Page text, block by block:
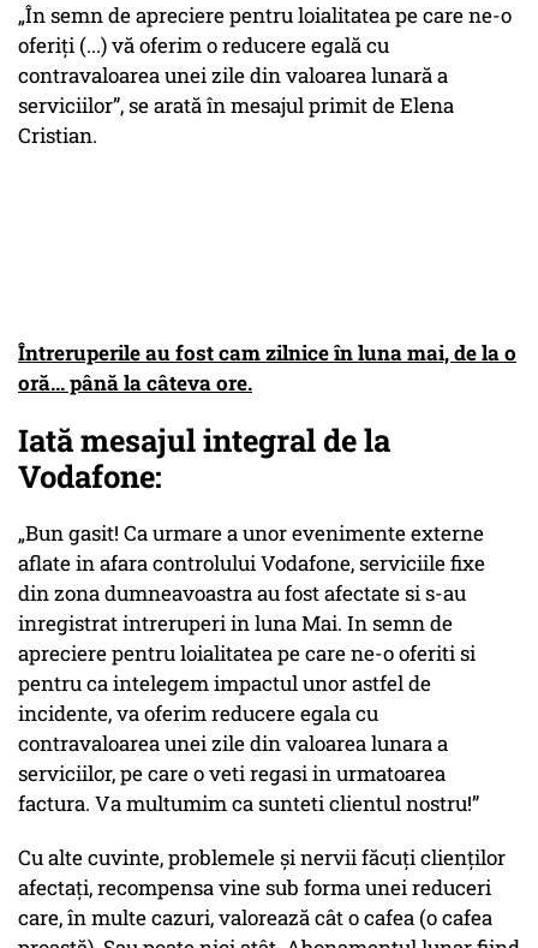
„În semn de apreciere pentru loialitatea pe care ne-o
oferiți (...) vă oferim o reducere egală cu
contravaloarea unei zile din valoarea lunară a
serviciilor”, se arată în mesajul primit de Elena
Cristian.
Întreruperile au fost cam zilnice în luna mai, de la o
oră... până la câteva ore.
Iată mesajul integral de la
Vodafone:
„Bun gasit! Ca urmare a unor evenimente externe
aflate in afara controlului Vodafone, serviciile fixe
din zona dumneavoastra au fost afectate si s-au
inregistrat intreruperi in luna Mai. In semn de
apreciere pentru loialitatea pe care ne-o oferiti si
pentru ca intelegem impactul unor astfel de
incidente, va oferim reducere egala cu
contravaloarea unei zile din valoarea lunara a
serviciilor, pe care o veti regasi in urmatoarea
factura. Va multumim ca sunteti clientul nostru!”
Cu alte cuvinte, problemele și nervii făcuți clienților
afectați, recompensa vine sub forma unei reduceri
care, în multe cazuri, valorează cât o cafea (o cafea